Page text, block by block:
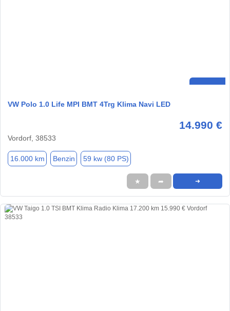
VW Polo 1.0 Life MPI BMT 4Trg Klima Navi LED
14.990 €
Vordorf, 38533
16.000 km Benzin 59 kw (80 PS)
★ ➦ ➜